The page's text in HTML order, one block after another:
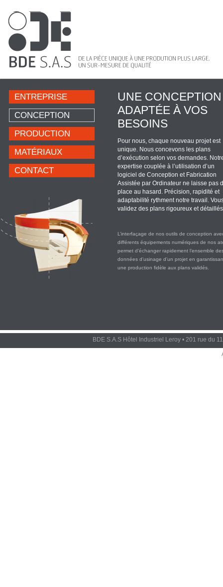
ENTREPRISE
CONCEPTION
PRODUCTION
MATÉRIAUX
CONTACT
UNE CONCEPTION
ADAPTÉE À VOS
BESOINS
Pour nous, chaque nouveau projet est
unique. Nous concevons les plans
d’exécution selon vos demandes.
expertise couplée à l’utilisation d’un
logiciel de Conception et Fabrication
Assistée par Ordinateur ne laisse pas
place au hasard. Précision, rapidité et
adaptabilité rythment notre travail.
validez des plans rigoureux et
L’interfaçage de nos outils de conception
différents équipements numériques de nos
permet d’échanger rapidement l’ensemble
données d’usinage d’un projet en
une production fidèle aux plans validés.
BDE S.A.S Hôtel Industriel Leroy • 201 rue du